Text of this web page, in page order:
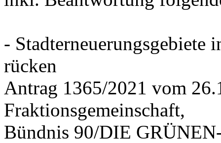
- Stadterneuerungsgebiete
rücken
Antrag 1365/2021 vom
Fraktionsgemeinschaft,
Bündnis 90/DIE